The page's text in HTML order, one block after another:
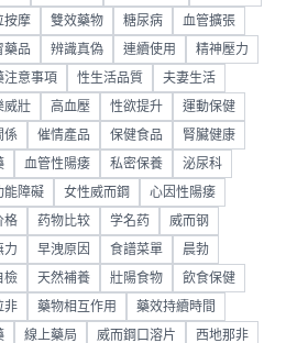
按摩 雙效藥物 糖尿病 血管擴張
藥品 辨識真偽 連續使用 精神壓力
注意事項 性生活品質 夫妻生活
威壯 高血壓 性欲提升 運動保健
係 催情產品 保健食品 腎臟健康
血管性陽痿 私密保養 泌尿科
能障礙 女性威而鋼 心因性陽痿
格 药物比较 学名药 威而钢
力 早洩原因 食譜菜單 晨勃
檢 天然補養 壯陽食物 飲食保健
非 藥物相互作用 藥效持續時間
線上藥局 威而鋼口溶片 西地那非